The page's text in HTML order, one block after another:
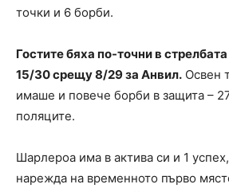
точки и 6 борби.
Гостите бяха по-точни в
15/30 срещу 8/29 за Анвил. Освен
имаше и повече борби в защита –
поляците.
Шарлероа има в актива си и 1
нарежда на временното първо